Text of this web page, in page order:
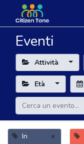
Eventi
Attività
Età
In
×